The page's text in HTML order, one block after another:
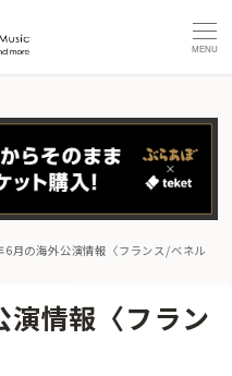
MENU
月の海外公演情報〈フランス/ベネル
情報〈フラン